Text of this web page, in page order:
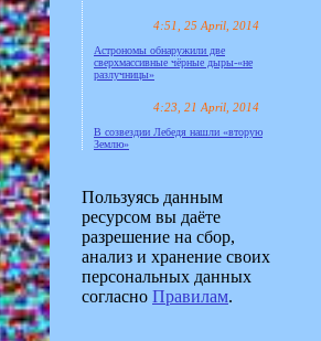
4:51, 25 April, 2014
Астрономы обнаружили две
сверхмассивные чёрные дыры-«не
разлучницы»
4:23, 21 April, 2014
В созвездии Лебедя нашли «вторую
Землю»
Пользуясь данным
ресурсом вы даёте
разрешение на сбор,
анализ и хранение своих
персональных данных
согласно Правилам.